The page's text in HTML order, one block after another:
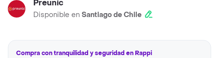
Preunic
Disponible en Santiago de Chile
Compra con tranquilidad y seguridad en Rappi